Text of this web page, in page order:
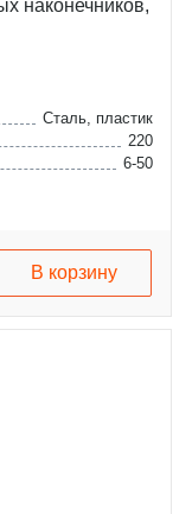
наконечников,
Сталь, пластик
220
6-50
В корзину